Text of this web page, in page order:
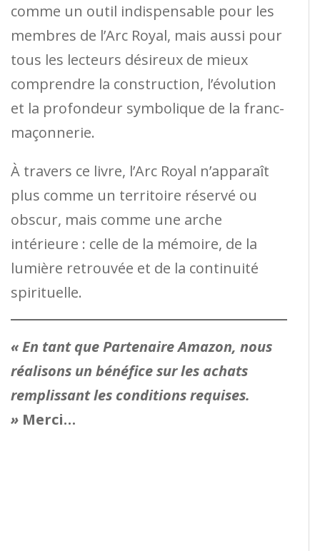
comme un outil indispensable pour les
membres de l’Arc Royal, mais aussi pour
tous les lecteurs désireux de mieux
comprendre la construction, l’évolution
et la profondeur symbolique de la franc-
maçonnerie.
À travers ce livre, l’Arc Royal n’apparaît
plus comme un territoire réservé ou
obscur, mais comme une arche
intérieure : celle de la mémoire, de la
lumière retrouvée et de la continuité
spirituelle.
« En tant que Partenaire Amazon, nous
réalisons un bénéfice sur les achats
remplissant les conditions requises.
» Merci…